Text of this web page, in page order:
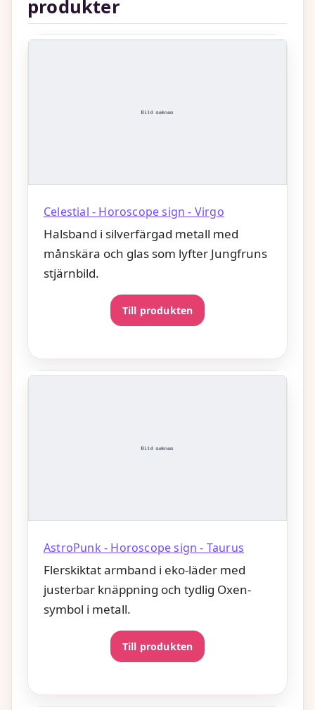
produkter
Celestial - Horoscope sign - Virgo
Halsband i silverfärgad metall med
månskära och glas som lyfter Jungfruns
stjärnbild.
Till produkten
AstroPunk - Horoscope sign - Taurus
Flerskiktat armband i eko-läder med
justerbar knäppning och tydlig Oxen-
symbol i metall.
Till produkten